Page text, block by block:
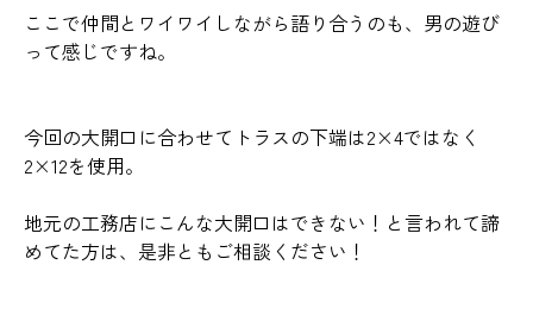
ここで仲間とワイワイしながら語り合うのも、男の遊び
って感じですね。
今回の大開口に合わせてトラスの下端は2×4ではなく
2×12を使用。
地元の工務店にこんな大開口はできない！と言われて諦
めてた方は、是非ともご相談ください！